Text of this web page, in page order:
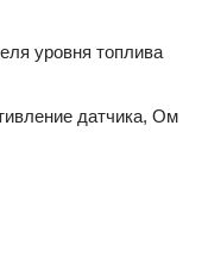
уровня топлива
датчика, Ом